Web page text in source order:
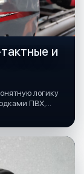
и
логику
ПВХ,